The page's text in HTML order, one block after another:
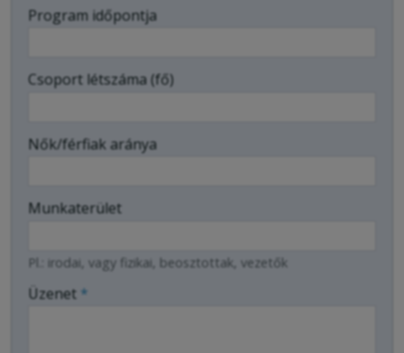
-
-
Program időpontja
Csoport létszáma (fő)
Nők/férfiak aránya
Munkaterület
Pl.: irodai, vagy fizikai, beosztottak, vezetők
Üzenet *